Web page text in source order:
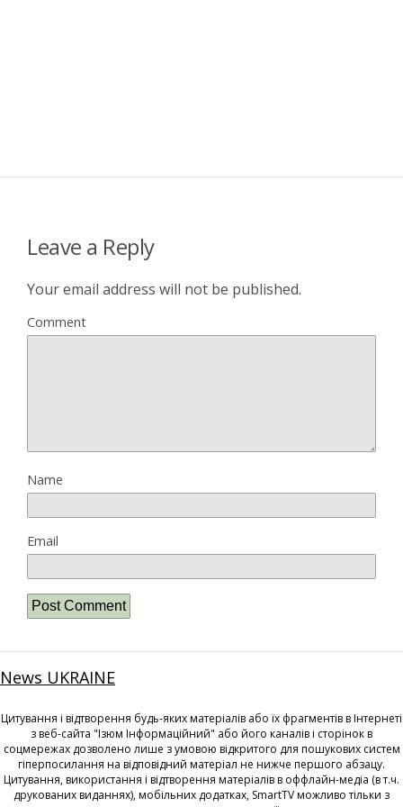
Leave a Reply
Your email address will not be published.
Comment
Name
Email
News UKRAINE
Цитування і відтворення будь-яких матеріалів або їх фрагментів в Інтернеті
з веб-сайта "Ізюм Інформаційний" або його каналів і сторінок в
соцмережах дозволено лише з умовою відкритого для пошукових систем
гіперпосилання на відповідний матеріал не нижче першого абзацу.
Цитування, використання і відтворення матеріалів в оффлайн-медіа (в т.ч.
друкованих виданнях), мобільних додатках, SmartTV можливо тільки з